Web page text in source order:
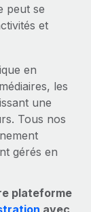
peut se
et
en
les
une
Tous nos
gérés en
plateforme
avec